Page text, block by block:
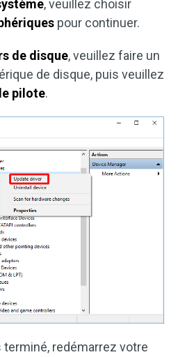
, veuillez choisir
pour continuer.
de disque, veuillez faire un
de disque, puis veuillez
pilote.
redémarrez votre